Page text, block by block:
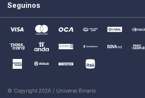
Seguinos
© Copyright 2026 / Universo Binario